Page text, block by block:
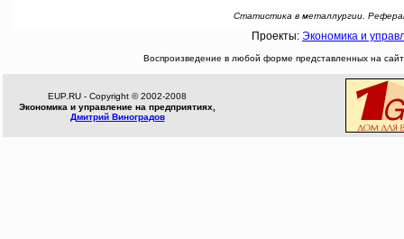
Статистика в металлургии.
Проекты: Экономика и
Воспроизведение в любой форме представленных на
EUP.RU - Copyright © 2002-2008
Экономика и управление на предприятиях,
Дмитрий Виноградов